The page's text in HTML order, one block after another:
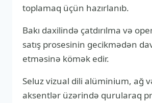
toplamaq üçün hazırlanıb.
Bakı daxilində çatdırılma və
satış prosesinin gecikmədən
etməsinə kömək edir.
Seluz vizual dili alüminium, ağ
aksentlər üzərində qurularaq